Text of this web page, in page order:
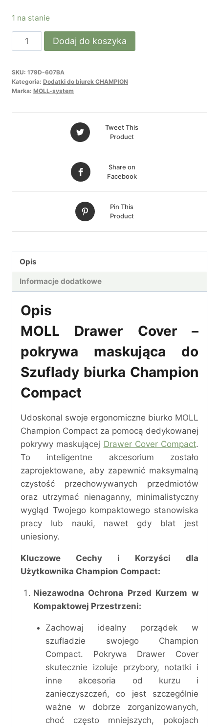
1 na stanie
ilość
DRAWER
COMPACT
pokrywa
Dodaj do koszyka
SKU: 179D-607BA
Kategoria: Dodatki do biurek CHAMPION
Marka: MOLL-system
Tweet This
Product
Share on
Facebook
Pin This
Product
Opis
Informacje dodatkowe
Opis
MOLL Drawer Cover –
pokrywa maskująca do
Szuflady biurka Champion
Compact
Udoskonal swoje ergonomiczne biurko MOLL
Champion Compact za pomocą dedykowanej
pokrywy maskującej Drawer Cover Compact.
To inteligentne akcesorium zostało
zaprojektowane, aby zapewnić maksymalną
czystość przechowywanych przedmiotów
oraz utrzymać nienaganny, minimalistyczny
wygląd Twojego kompaktowego stanowiska
pracy lub nauki, nawet gdy blat jest
uniesiony.
Kluczowe Cechy i Korzyści dla
Użytkownika Champion Compact:
Niezawodna Ochrona Przed Kurzem w
Kompaktowej Przestrzeni:
Zachowaj idealny porządek w
szufladzie swojego Champion
Compact. Pokrywa Drawer Cover
skutecznie izoluje przybory, notatki i
inne akcesoria od kurzu i
zanieczyszczeń, co jest szczególnie
ważne w dobrze zorganizowanych,
choć często mniejszych, pokojach